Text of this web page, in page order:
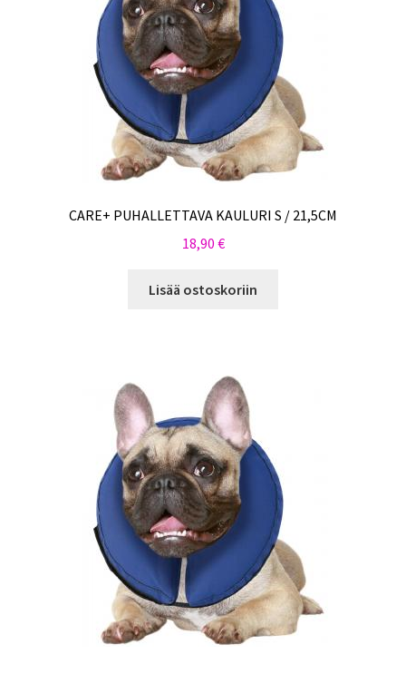
CARE+ PUHALLETTAVA KAULURI S / 21,5CM
18,90 €
Lisää ostoskoriin